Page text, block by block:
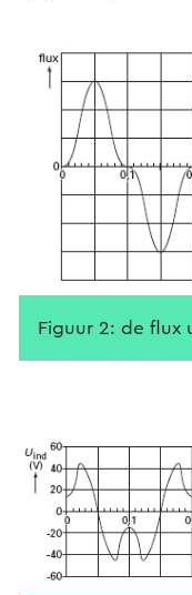
Figuur 2: de flux